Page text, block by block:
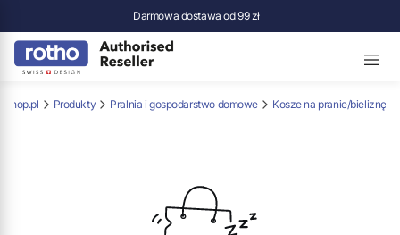
Darmowa dostawa od 99 zł
Shop.pl Produkty Pralnia i gospodarstwo domowe Kosze na pranie/bieliznę